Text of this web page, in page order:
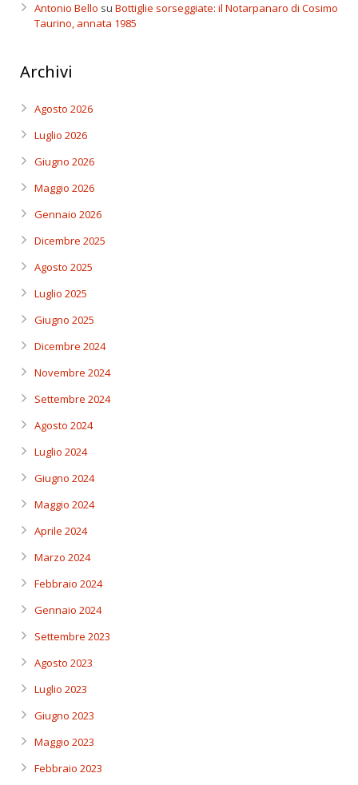
Antonio Bello su Bottiglie sorseggiate: il Notarpanaro di Cosimo
Taurino, annata 1985
Archivi
Agosto 2026
Luglio 2026
Giugno 2026
Maggio 2026
Gennaio 2026
Dicembre 2025
Agosto 2025
Luglio 2025
Giugno 2025
Dicembre 2024
Novembre 2024
Settembre 2024
Agosto 2024
Luglio 2024
Giugno 2024
Maggio 2024
Aprile 2024
Marzo 2024
Febbraio 2024
Gennaio 2024
Settembre 2023
Agosto 2023
Luglio 2023
Giugno 2023
Maggio 2023
Febbraio 2023